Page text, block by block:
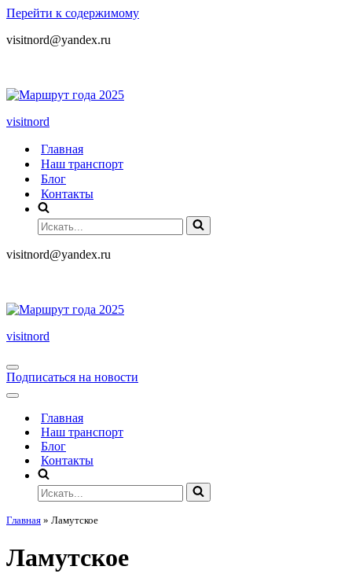
Перейти к содержимому
visitnord@yandex.ru
visitnord
Главная
Наш транспорт
Блог
Контакты
visitnord@yandex.ru
visitnord
Подписаться на новости
Главная
Наш транспорт
Блог
Контакты
Главная » Ламутское
Ламутское